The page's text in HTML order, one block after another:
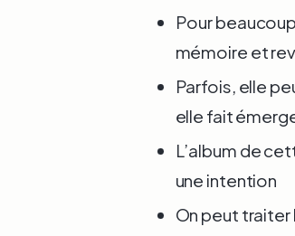
Pour
mémoire et
Parfois, elle
elle fait
L’album de
une intention
On peut